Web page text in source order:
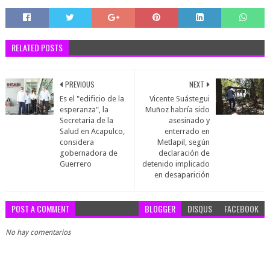
RELATED POSTS
NEXT
Vicente Suástegui
Muñoz habría sido
asesinado y
enterrado en
Metlapil, según
declaración de
detenido implicado
en desaparición
PREVIOUS
Es el "edificio de la
esperanza", la
Secretaria de la
Salud en Acapulco,
considera
gobernadora de
Guerrero
POST A COMMENT BLOGGER DISQUS FACEBOOK
No hay comentarios